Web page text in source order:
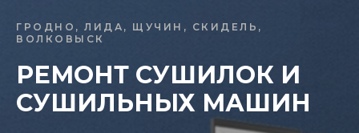
ГРОДНО, ЛИДА, ЩУЧИН, СКИДЕЛЬ,
ВОЛКОВЫСК
РЕМОНТ СУШИЛОК И
СУШИЛЬНЫХ МАШИН